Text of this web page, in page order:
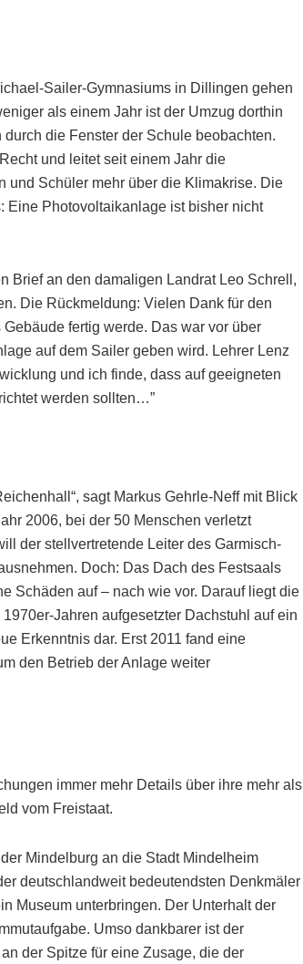
Sailer-Gymnasiums in Dillingen gehen
als einem Jahr ist der Umzug dorthin
die Fenster der Schule beobachten.
und leitet seit einem Jahr die
und Schüler mehr über die Klimakrise. Die
Eine Photovoltaikanlage ist bisher nicht
Brief an den damaligen Landrat Leo Schrell,
Die Rückmeldung: Vielen Dank für den
fertig werde. Das war vor über
auf dem Sailer geben wird. Lehrer Lenz
und ich finde, dass auf geeigneten
werden sollten…”
sagt Markus Gehrle-Neff mit Blick
2006, bei der 50 Menschen verletzt
der stellvertretende Leiter des Garmisch-
Doch: Das Dach des Festsaals
Schäden auf – nach wie vor. Darauf liegt die
Jahren aufgesetzter Dachstuhl auf ein
Erkenntnis dar. Erst 2011 fand eine
den Betrieb der Anlage weiter
immer mehr Details über ihre mehr als
vom Freistaat.
Mindelburg an die Stadt Mindelheim
deutschlandweit bedeutendsten Denkmäler
Museum unterbringen. Der Unterhalt der
Umso dankbarer ist der
der Spitze für eine Zusage, die der